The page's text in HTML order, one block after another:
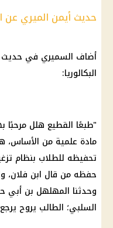
حديث أيمن الميري عن
أضاف السميري في حديث
البكالوريا:
"طبعًا القطيع هلل مرحبًا
مادة علمية من الأساس،
تحفيظه للطلاب بنظام
حفظه من قال ابن فلان،
وحدثنا المهلهل بن أبي
السلبي؛ الطالب يروح